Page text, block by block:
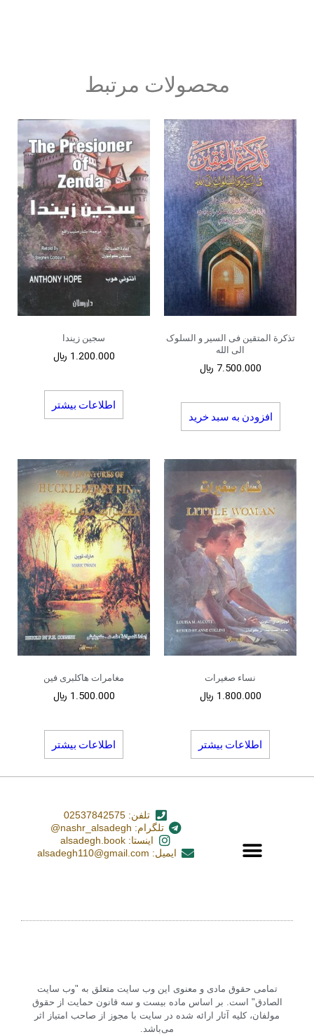
محصولات مرتبط
تذکرة المتقین فی السیر و السلوک
الی الله
7.500.000 ﷼
افزودن به سبد خرید
سجین زیندا
1.200.000 ﷼
اطلاعات بیشتر
نساء صغیرات
1.800.000 ﷼
اطلاعات بیشتر
مغامرات هاکلبری فین
1.500.000 ﷼
اطلاعات بیشتر
تلفن: 02537842575
تلگرام: nashr_alsadegh@
اینستا: alsadegh.book
ایمیل: alsadegh110@gmail.com
تمامی حقوق مادی و معنوی این وب سایت متعلق به "وب سایت
الصادق" است. بر اساس ماده بیست و سه قانون حمایت از حقوق
مولفان، کلیه آثار ارائه شده در سایت با مجوز از صاحب امتیاز اثر
می‌باشد.‏